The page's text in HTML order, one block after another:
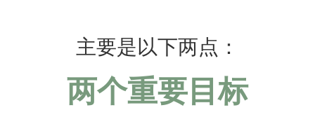
主要是以下两点：
两个重要目标